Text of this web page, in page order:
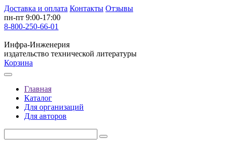
Доставка и оплата Контакты Отзывы
пн-пт 9:00-17:00
8-800-250-66-01
Инфра-Инженерия
издательство технической литературы
Корзина
Главная
Каталог
Для организаций
Для авторов